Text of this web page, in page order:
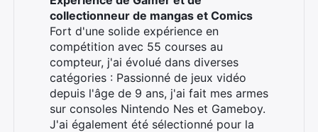
collectionneur de mangas et Comics
Fort d'une solide expérience en
compétition avec 55 courses au
compteur, j'ai évolué dans diverses
catégories : Passionné de jeux vidéo
depuis l'âge de 9 ans, j'ai fait mes armes
sur consoles Nintendo Nes et Gameboy.
J'ai également été sélectionné pour la